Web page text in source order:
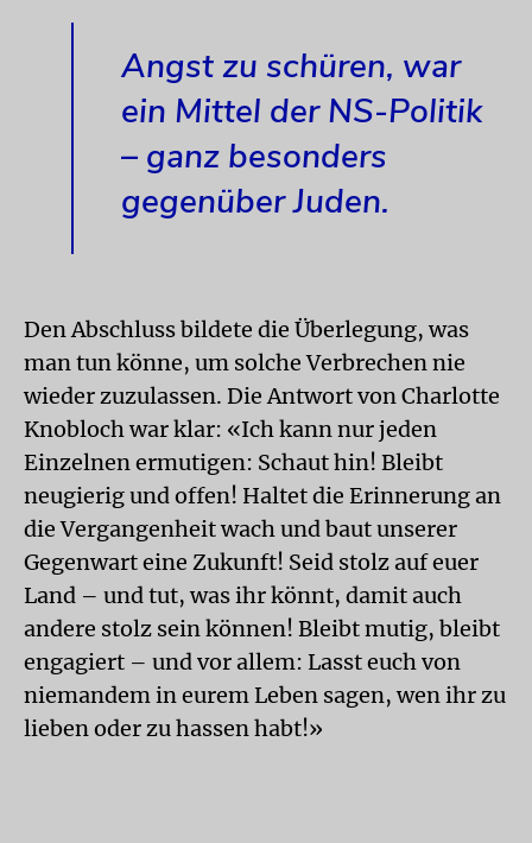
Angst zu schüren, war
ein Mittel der NS-Politik
– ganz besonders
gegenüber Juden.
Den Abschluss bildete die Überlegung, was
man tun könne, um solche Verbrechen nie
wieder zuzulassen. Die Antwort von Charlotte
Knobloch war klar: «Ich kann nur jeden
Einzelnen ermutigen: Schaut hin! Bleibt
neugierig und offen! Haltet die Erinnerung an
die Vergangenheit wach und baut unserer
Gegenwart eine Zukunft! Seid stolz auf euer
Land – und tut, was ihr könnt, damit auch
andere stolz sein können! Bleibt mutig, bleibt
engagiert – und vor allem: Lasst euch von
niemandem in eurem Leben sagen, wen ihr zu
lieben oder zu hassen habt!»